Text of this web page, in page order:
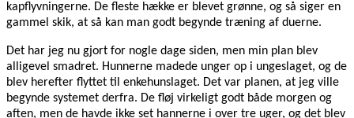
kapflyvningerne. De fleste hække er blevet grønne, og så siger en
gammel skik, at så kan man godt begynde træning af duerne.
Det har jeg nu gjort for nogle dage siden, men min plan blev
alligevel smadret. Hunnerne madede unger op i ungeslaget, og de
blev herefter flyttet til enkehunslaget. Det var planen, at jeg ville
begynde systemet derfra. De fløj virkeligt godt både morgen og
aften, men de havde ikke set hannerne i over tre uger, og det blev